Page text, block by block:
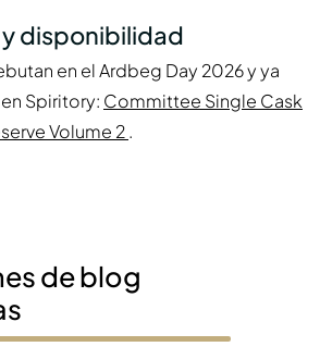
disponibilidad
en el Ardbeg Day 2026 y ya
Spiritory: Committee Single Cask
Volume 2.
de blog